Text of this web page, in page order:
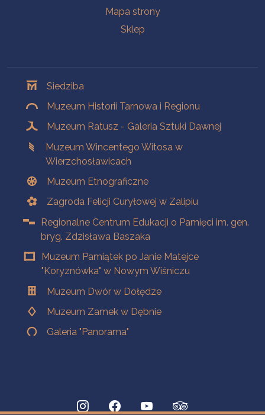
Mapa strony
Sklep
Siedziba
Muzeum Historii Tarnowa i Regionu
Muzeum Ratusz - Galeria Sztuki Dawnej
Muzeum Wincentego Witosa w
Wierzchosławicach
Muzeum Etnograficzne
Zagroda Felicji Curyłowej w Zalipiu
Regionalne Centrum Edukacji o Pamięci im. gen.
bryg. Zdzisława Baszaka
Muzeum Pamiątek po Janie Matejce
"Koryznówka" w Nowym Wiśniczu
Muzeum Dwór w Dołędze
Muzeum Zamek w Dębnie
Galeria "Panorama"